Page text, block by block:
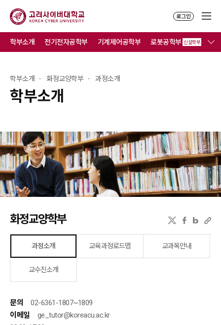
로그인
학부소개
학부소개 화정교양학부 과정소개
학부소개 전기전자공학부 기계제어공학부 로봇공학부 신설학부 컴
화정교양학부
과정소개 교육과정로드맵 교과목안내
교수진소개
문의
02-6361-1807~1809
이메일
ge_tutor@koreacu.ac.kr